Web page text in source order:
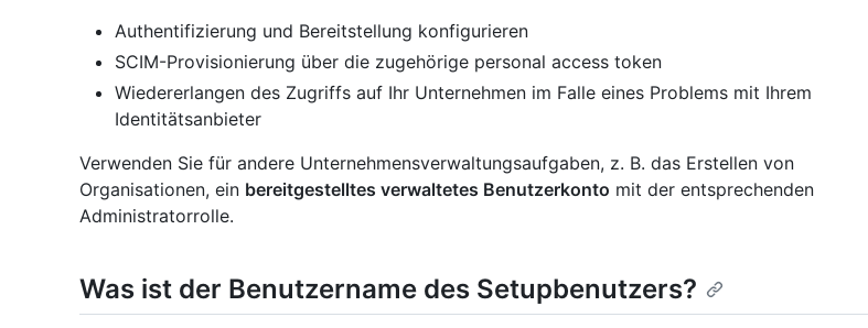
Authentifizierung und Bereitstellung konfigurieren
SCIM-Provisionierung über die zugehörige personal access token
Wiedererlangen des Zugriffs auf Ihr Unternehmen im Falle eines Problems mit Ihrem
Identitätsanbieter
Verwenden Sie für andere Unternehmensverwaltungsaufgaben, z. B. das Erstellen von
Organisationen, ein bereitgestelltes verwaltetes Benutzerkonto mit der entsprechenden
Administratorrolle.
Was ist der Benutzername des Setupbenutzers?